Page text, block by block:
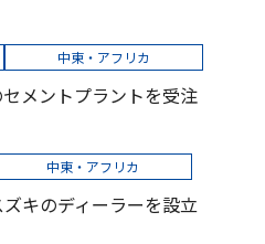
中東・アフリカ
メントプラントを受注
中東・アフリカ
キのディーラーを設立